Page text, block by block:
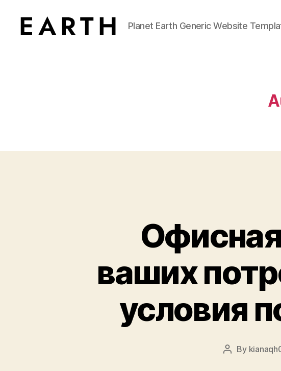
Planet Earth Generic Website
ваших
условия
Post
By